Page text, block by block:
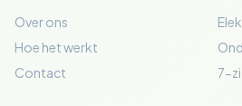
Over ons
Hoe het werkt
Contact
7-